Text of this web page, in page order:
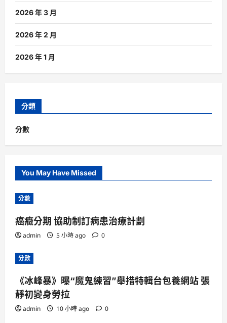
2026 年 3 月
2026 年 2 月
2026 年 1 月
分類
分數
You May Have Missed
分數
癌癥分期 協助制訂病患治療計劃
admin 5 小時 ago 0
分數
《冰峰暴》曝“魔鬼練習”舉措特輯台包養網站 張
靜初變身勞拉
admin 10 小時 ago 0